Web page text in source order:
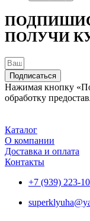
ПОЛУЧИ
Подписаться
Нажимая кнопку
обработку
Каталог
О компании
Доставка и оплата
Контакты
+7 (939) 223-